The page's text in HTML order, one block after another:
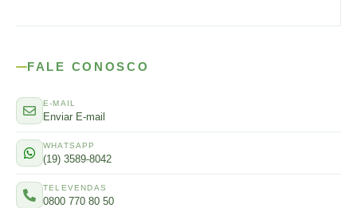
FALE CONOSCO
E-MAIL
Enviar E-mail
WHATSAPP
(19) 3589-8042
TELEVENDAS
0800 770 80 50